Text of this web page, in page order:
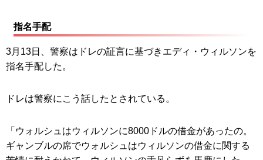
指名手配
3月13日、警察はドレの証言に基づきエディ・ウィルソンを
指名手配した。
ドレは警察にこう話したとされている。
「ウォルシュはウィルソンに8000ドルの借金があったの。
ギャンブルの席でウォルシュはウィルソンの借金に関する